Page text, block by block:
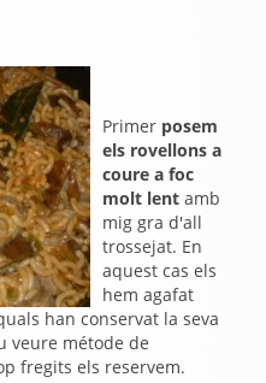
Primer posem
els rovellons a
coure a foc
molt lent amb
mig gra d'all
trossejat. En
aquest cas els
hem agafat
han conservat la seva
veure métode de
fregits els reservem.